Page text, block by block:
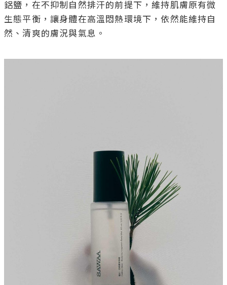
鋁鹽，在不抑制自然排汗的前提下，維持肌膚原有微
生態平衡，讓身體在高溫悶熱環境下，依然能維持自
然、清爽的膚況與氣息。